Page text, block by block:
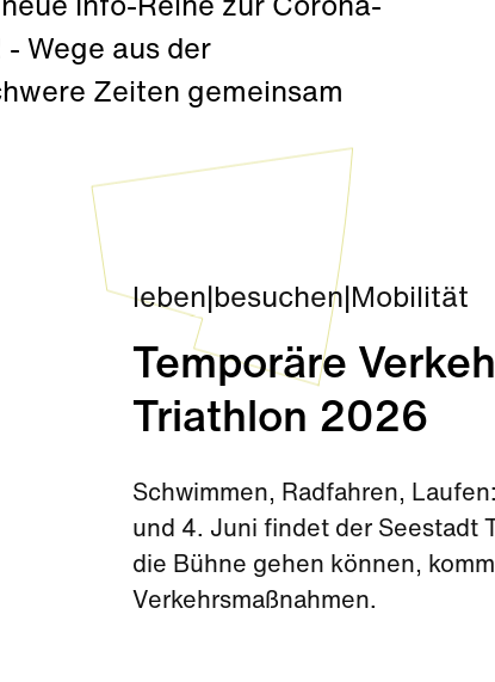
Info-Reihe zur Corona-
Wege aus der
Zeiten gemeinsam
leben besuchen Mobilität
Temporäre
Triathlon 2026
Schwimmen, Radfahren, Laufen:
und 4. Juni findet der Seestadt
die Bühne gehen können,
Verkehrsmaßnahmen.